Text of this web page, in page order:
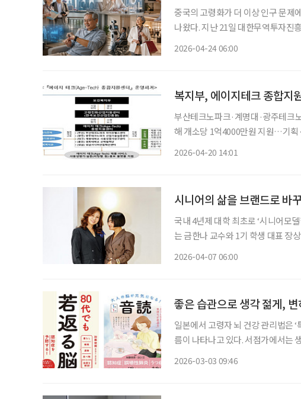
중국의 고령화가 더 이상 인구 문제
나왔다. 지난 21일 대한무역투자진
2026-04-24 06:00
복지부, 에이지테크 종합지
부산테크노파크·계명대·광주테크
해 개소당 1억4000만원 지원…기획·실증
2026-04-20 14:01
시니어의 삶을 브랜드로 바
국내 4년제 대학 최초로 ‘시니어모
는 금한나 교수와 1기 학생 대표 장
2026-04-07 06:00
좋은 습관으로 생각 젊게, 변
일본에서 고령자 뇌 건강 관리법은
름이 나타나고 있다. 서점가에서는
2026-03-03 09:46